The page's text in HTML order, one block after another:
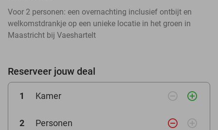
Voor 2 personen: een overnachting inclusief ontbijt en
welkomstdrankje op een unieke locatie in het groen in
Maastricht bij Vaeshartelt
Reserveer jouw deal
1 Kamer remove_circle_outline add_circle_outline
2 Personen remove_circle_outline add_circle_outline